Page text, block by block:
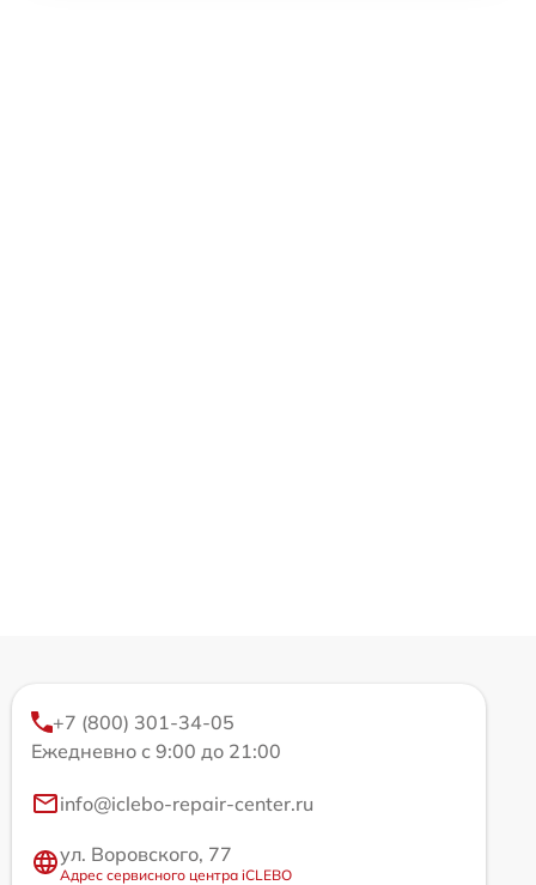
+7 (800) 301-34-05
Ежедневно с 9:00 до 21:00
info@iclebo-repair-center.ru
ул. Воровского, 77
Адрес сервисного центра iCLEBO